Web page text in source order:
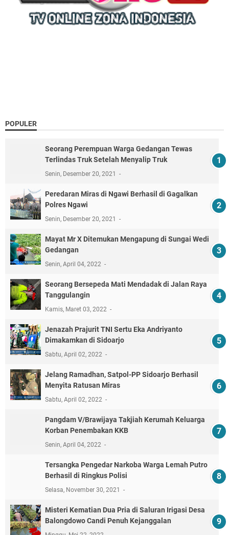
POPULER
Seorang Perempuan Warga Gedangan Tewas
Terlindas Truk Setelah Menyalip Truk
Senin, Desember 20, 2021
Peredaran Miras di Ngawi Berhasil di Gagalkan
Polres Ngawi
Senin, Desember 20, 2021
Mayat Mr X Ditemukan Mengapung di Sungai Wedi
Gedangan
Senin, April 04, 2022
Seorang Bersepeda Mati Mendadak di Jalan Raya
Tanggulangin
Kamis, Maret 03, 2022
Jenazah Prajurit TNI Sertu Eka Andriyanto
Dimakamkan di Sidoarjo
Sabtu, April 02, 2022
Jelang Ramadhan, Satpol-PP Sidoarjo Berhasil
Menyita Ratusan Miras
Sabtu, April 02, 2022
Pangdam V/Brawijaya Takjiah Kerumah Keluarga
Korban Penembakan KKB
Senin, April 04, 2022
Tersangka Pengedar Narkoba Warga Lemah Putro
Berhasil di Ringkus Polisi
Selasa, November 30, 2021
Misteri Kematian Dua Pria di Saluran Irigasi Desa
Balongdowo Candi Penuh Kejanggalan